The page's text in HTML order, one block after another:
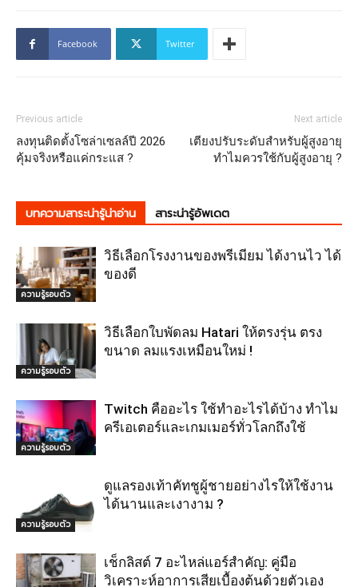
Facebook Twitter
Previous article
ลงทุนติดตั้งโซล่าเซลล์ปี 2026
คุ้มจริงหรือแค่กระแส ?
Next article
เตียงปรับระดับสำหรับผู้สูงอายุ
ทำไมควรใช้กับผู้สูงอายุ ?
บทความสาระน่ารู้น่าอ่าน สาระน่ารู้อัพเดต
ความรู้รอบตัว
วิธีเลือกโรงงานของพรีเมียม ได้งานไว ได้
ของดี
ความรู้รอบตัว
วิธีเลือกใบพัดลม Hatari ให้ตรงรุ่น ตรง
ขนาด ลมแรงเหมือนใหม่ !
ความรู้รอบตัว
Twitch คืออะไร ใช้ทำอะไรได้บ้าง ทำไม
ครีเอเตอร์และเกมเมอร์ทั่วโลกถึงใช้
ความรู้รอบตัว
ดูแลรองเท้าคัทชูผู้ชายอย่างไรให้ใช้งาน
ได้นานและเงางาม ?
เช็กลิสต์ 7 อะไหล่แอร์สำคัญ: คู่มือ
วิเคราะห์อาการเสียเบื้องต้นด้วยตัวเอง